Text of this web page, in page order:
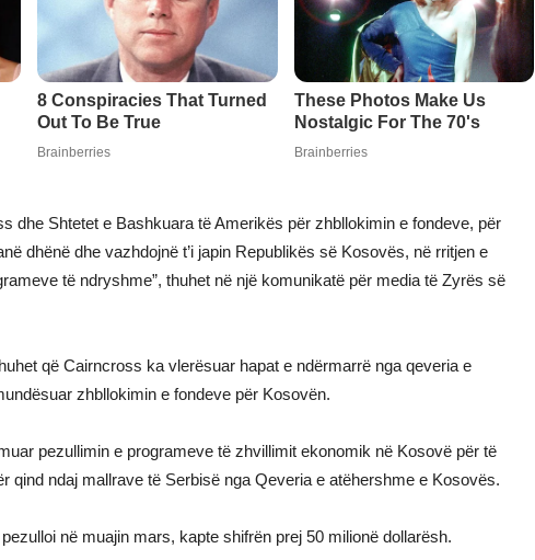
dhe Shtetet e Bashkuara të Amerikës për zhbllokimin e fondeve, për
dhënë dhe vazhdojnë t’i japin Republikës së Kosovës, në rritjen e
të ndryshme”, thuhet në një komunikatë për media të Zyrës së
që Cairncross ka vlerësuar hapat e ndërmarrë nga qeveria e
zhbllokimin e fondeve për Kosovën.
pezullimin e programeve të zhvillimit ekonomik në Kosovë për të
qind ndaj mallrave të Serbisë nga Qeveria e atëhershme e Kosovës.
në muajin mars, kapte shifrën prej 50 milionë dollarësh.